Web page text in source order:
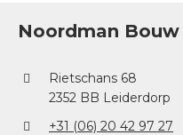
Noordman
Rietschans 68
2352 BB Leiderdorp
+31 (06) 20 42 97 27